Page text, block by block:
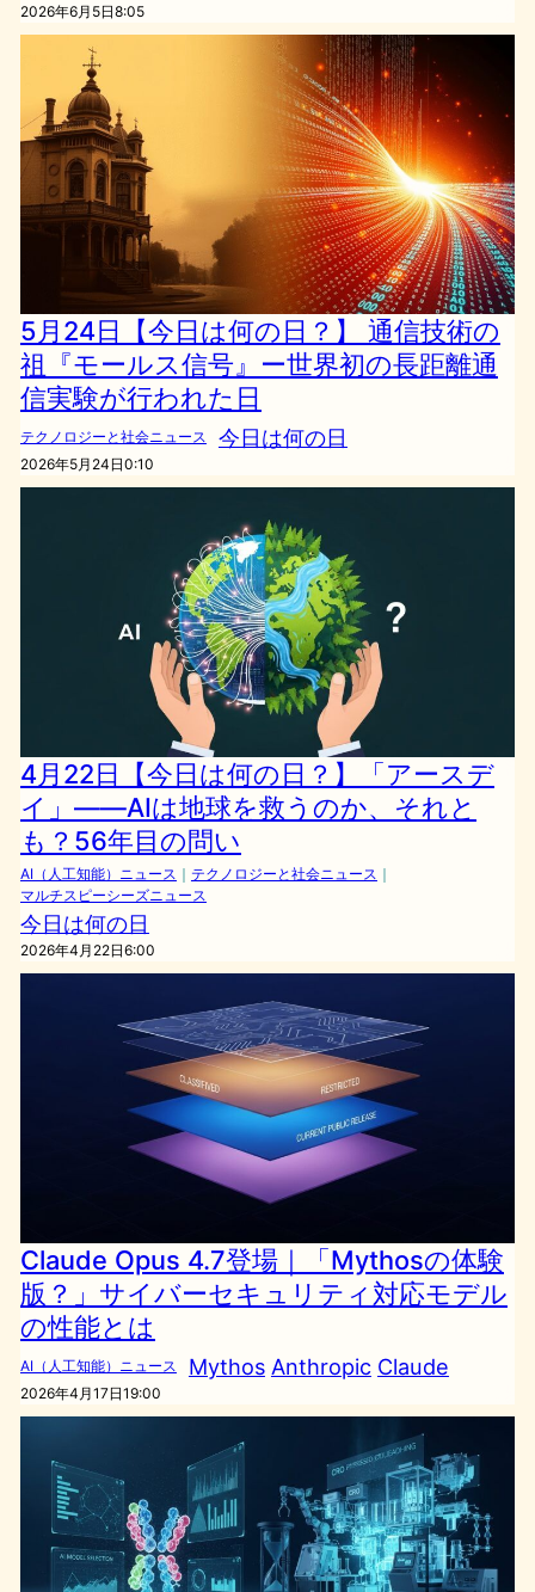
2026年6月5日8:05
5月24日【今日は何の日？】 通信技術の
祖『モールス信号』ー世界初の長距離通
信実験が行われた日
テクノロジーと社会ニュース 今日は何の日
2026年5月24日0:10
4月22日【今日は何の日？】「アースデ
イ」——AIは地球を救うのか、それと
も？56年目の問い
AI（人工知能）ニュース ｜ テクノロジーと社会ニュース ｜
マルチスピーシーズニュース
今日は何の日
2026年4月22日6:00
Claude Opus 4.7登場｜「Mythosの体験
版？」サイバーセキュリティ対応モデル
の性能とは
AI（人工知能）ニュース Mythos Anthropic Claude
2026年4月17日19:00